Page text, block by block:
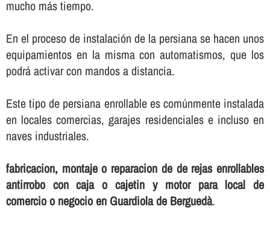
mucho más tiempo.
En el proceso de instalación de la persiana se hacen unos
equipamientos en la misma con automatismos, que los
podrá activar con mandos a distancia.
Este tipo de persiana enrollable es comúnmente instalada
en locales comercias, garajes residenciales e incluso en
naves industriales.
fabricacion, montaje o reparacion de de rejas enrollables
antirrobo con caja o cajetin y motor para local de
comercio o negocio en Guardiola de Berguedà.